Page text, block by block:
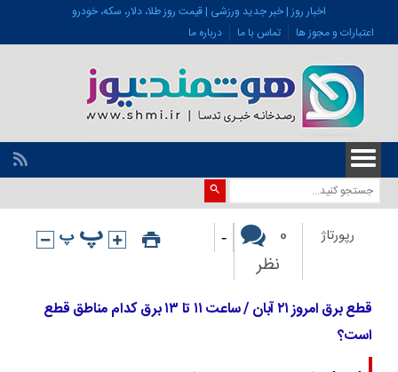
اخبار روز | خبر جدید ورزشی | قیمت روز طلا، دلار، سکه، خودرو
اعتبارات و مجوز ها
تماس با ما درباره ما
رپورتاژ
0
نظر
-
قطع برق امروز ۲۱ آبان / ساعت ۱۱ تا ۱۳ برق کدام مناطق قطع
است؟